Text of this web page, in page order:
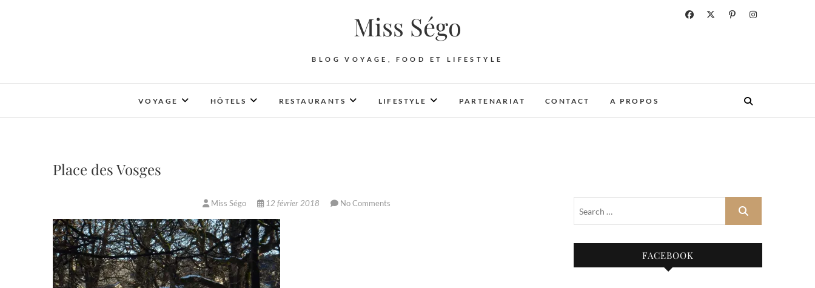
Miss Ségo
BLOG VOYAGE, FOOD ET LIFESTYLE
VOYAGE HÔTELS RESTAURANTS LIFESTYLE PARTENARIAT CONTACT A PROPOS
Place des Vosges
Miss Ségo 12 février 2018 No Comments
FACEBOOK